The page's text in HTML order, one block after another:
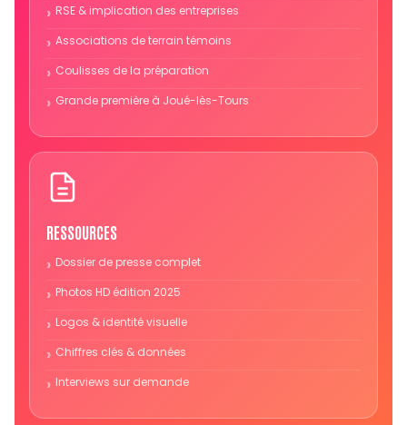
RSE & implication des entreprises
Associations de terrain témoins
Coulisses de la préparation
Grande première à Joué-lès-Tours
RESSOURCES
Dossier de presse complet
Photos HD édition 2025
Logos & identité visuelle
Chiffres clés & données
Interviews sur demande